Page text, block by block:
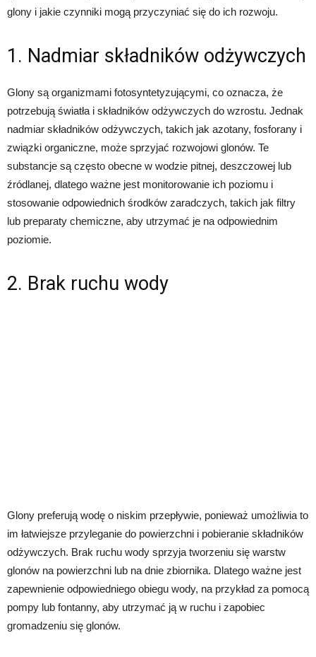
glony i jakie czynniki mogą przyczyniać się do ich rozwoju.
1. Nadmiar składników odżywczych
Glony są organizmami fotosyntetyzującymi, co oznacza, że
potrzebują światła i składników odżywczych do wzrostu. Jednak
nadmiar składników odżywczych, takich jak azotany, fosforany i
związki organiczne, może sprzyjać rozwojowi glonów. Te
substancje są często obecne w wodzie pitnej, deszczowej lub
źródlanej, dlatego ważne jest monitorowanie ich poziomu i
stosowanie odpowiednich środków zaradczych, takich jak filtry
lub preparaty chemiczne, aby utrzymać je na odpowiednim
poziomie.
2. Brak ruchu wody
Glony preferują wodę o niskim przepływie, ponieważ umożliwia to
im łatwiejsze przyleganie do powierzchni i pobieranie składników
odżywczych. Brak ruchu wody sprzyja tworzeniu się warstw
glonów na powierzchni lub na dnie zbiornika. Dlatego ważne jest
zapewnienie odpowiedniego obiegu wody, na przykład za pomocą
pompy lub fontanny, aby utrzymać ją w ruchu i zapobiec
gromadzeniu się glonów.